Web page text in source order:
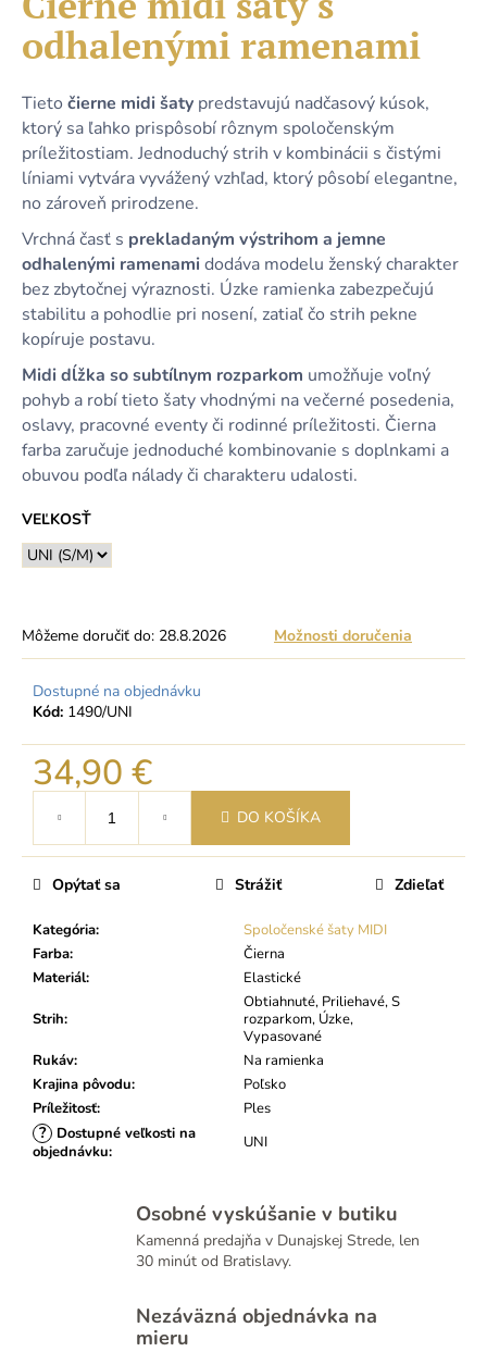
je
z
hviezdičiek.
odhalenými ramenami
Tieto čierne midi šaty predstavujú nadčasový kúsok,
ktorý sa ľahko prispôsobí rôznym spoločenským
príležitostiam. Jednoduchý strih v kombinácii s čistými
líniami vytvára vyvážený vzhľad, ktorý pôsobí elegantne,
no zároveň prirodzene.
Vrchná časť s prekladaným výstrihom a jemne
odhalenými ramenamidodáva modelu ženský charakter
bez zbytočnej výraznosti. Úzke ramienka zabezpečujú
stabilitu a pohodlie pri nosení, zatiaľ čo strih pekne
kopíruje postavu.
Midi dĺžka so subtílnym rozparkom umožňuje voľný
pohyb a robí tieto šaty vhodnými na večerné posedenia,
oslavy, pracovné eventy či rodinné príležitosti. Čierna
farba zaručuje jednoduché kombinovanie s doplnkami a
obuvou podľa nálady či charakteru udalosti.
VEĽKOSŤ
Môžeme doručiť do: 28.8.2026 Možnosti doručenia
Dostupné na objednávku
Kód: 1490/UNI
34,90 €
cena:
DO KOŠÍKA
Kategória:
Spoločenské šaty MIDI
Farba:
Čierna
Materiál: Elastické
Strih:
Obtiahnuté, Priliehavé, S
rozparkom, Úzke,
Vypasované
Rukáv:
Na ramienka
Krajina pôvodu:
Poľsko
Príležitosť: Ples
?
Dostupné veľkosti na
objednávku: UNI
Opýtať sa Strážiť Zdieľať
Osobné vyskúšanie v butiku
Kamenná predajňa v Dunajskej Strede, len
30 minút od Bratislavy.
Nezáväzná objednávka na
mieru
a
m
KRÁTKE
ŽLTÉ
LETNÉ
ŠATY
S
PREKLADANÝM
VÝSTRIHOM
Z
ELASTICKÉHO
MATERIÁLU
39,90
€